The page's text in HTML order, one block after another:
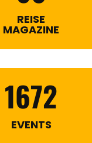
REISE
MAGAZINE
1672
EVENTS